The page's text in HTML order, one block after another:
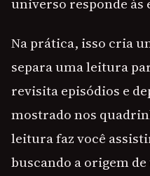
universo responde às
Na prática, isso cria
separa uma leitura
revisita episódios e
mostrado nos
leitura faz você
buscando a origem